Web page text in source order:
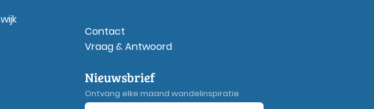
Contact
Vraag & Antwoord
Nieuwsbrief
Ontvang elke maand wandelinspiratie